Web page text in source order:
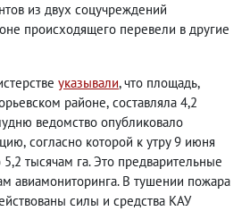
из двух соцучреждений
происходящего перевели в другие
указывали, что площадь,
районе, составляла 4,2
ведомство опубликовало
, согласно которой к утру 9 июня
тысячам га. Это предварительные
авиамониторинга. В тушении пожара
силы и средства КАУ